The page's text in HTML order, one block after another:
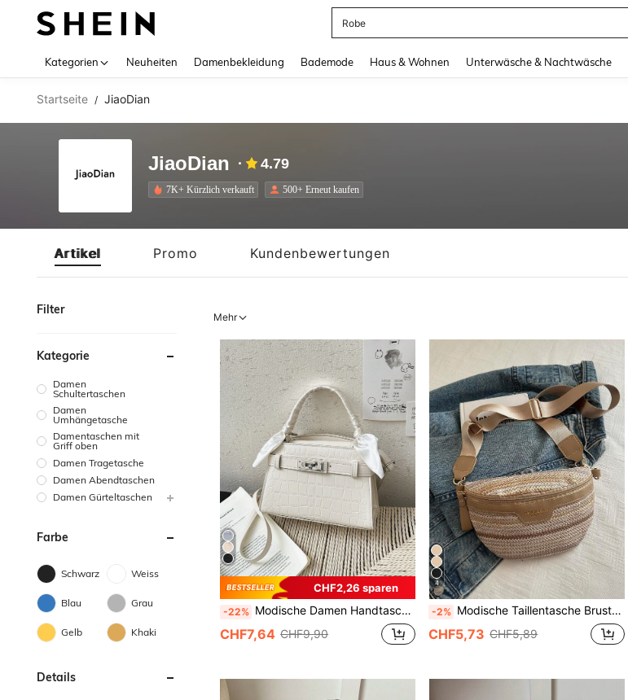
Robe
Kategorien Neuheiten Damenbekleidung Bademode Haus & Wohnen Unterwäsche & Nachtwäsche
Startseite / JiaoDian
JiaoDian 4.79
7K+ Kürzlich verkauft 500+ Erneut kaufen
Artikel Promo Kundenbewertungen
Filter
Kategorie
Damen
Schultertaschen
Damen
Umhängetasche
Damentaschen mit
Griff oben
Damen Tragetasche
Damen Abendtaschen
Damen Gürteltaschen
Farbe
Schwarz Weiss
Blau Grau
Gelb Khaki
Details
Mehr
CHF2,26 sparen
-22% Modische Damen Handtasche mit Schal, klassische Krokodilmuster Schulter Umhängetasche
CHF7,64 CHF9,90
4
-2% Modische Taillentasche Brusttasche minimalistischer Stil Stroh geflochtene Tasche Schülertasche Schulanfangstasche
CHF5,73 CHF5,89